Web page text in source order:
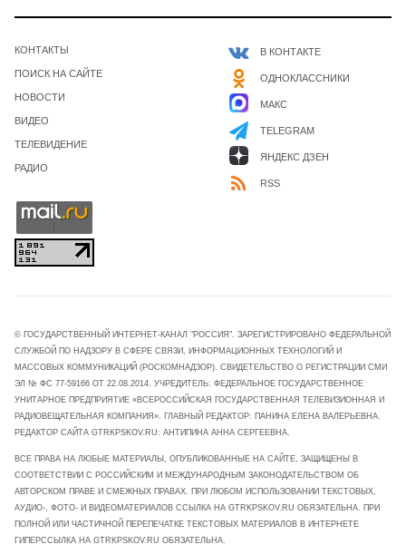
КОНТАКТЫ
ПОИСК НА САЙТЕ
НОВОСТИ
ВИДЕО
ТЕЛЕВИДЕНИЕ
РАДИО
В КОНТАКТЕ
ОДНОКЛАССНИКИ
МАКС
TELEGRAM
ЯНДЕКС ДЗЕН
RSS
© ГОСУДАРСТВЕННЫЙ ИНТЕРНЕТ-КАНАЛ "РОССИЯ". ЗАРЕГИСТРИРОВАНО ФЕДЕРАЛЬНОЙ
СЛУЖБОЙ ПО НАДЗОРУ В СФЕРЕ СВЯЗИ, ИНФОРМАЦИОННЫХ ТЕХНОЛОГИЙ И
МАССОВЫХ КОММУНИКАЦИЙ (РОСКОМНАДЗОР). СВИДЕТЕЛЬСТВО О РЕГИСТРАЦИИ СМИ
ЭЛ № ФС 77-59166 ОТ 22.08.2014. УЧРЕДИТЕЛЬ: ФЕДЕРАЛЬНОЕ ГОСУДАРСТВЕННОЕ
УНИТАРНОЕ ПРЕДПРИЯТИЕ «ВСЕРОССИЙСКАЯ ГОСУДАРСТВЕННАЯ ТЕЛЕВИЗИОННАЯ И
РАДИОВЕЩАТЕЛЬНАЯ КОМПАНИЯ». ГЛАВНЫЙ РЕДАКТОР: ПАНИНА ЕЛЕНА ВАЛЕРЬЕВНА.
РЕДАКТОР САЙТА GTRKPSKOV.RU: АНТИПИНА АННА СЕРГЕЕВНА.
ВСЕ ПРАВА НА ЛЮБЫЕ МАТЕРИАЛЫ, ОПУБЛИКОВАННЫЕ НА САЙТЕ, ЗАЩИЩЕНЫ В
СООТВЕТСТВИИ С РОССИЙСКИМ И МЕЖДУНАРОДНЫМ ЗАКОНОДАТЕЛЬСТВОМ ОБ
АВТОРСКОМ ПРАВЕ И СМЕЖНЫХ ПРАВАХ. ПРИ ЛЮБОМ ИСПОЛЬЗОВАНИИ ТЕКСТОВЫХ,
АУДИО-, ФОТО- И ВИДЕОМАТЕРИАЛОВ ССЫЛКА НА GTRKPSKOV.RU ОБЯЗАТЕЛЬНА. ПРИ
ПОЛНОЙ ИЛИ ЧАСТИЧНОЙ ПЕРЕПЕЧАТКЕ ТЕКСТОВЫХ МАТЕРИАЛОВ В ИНТЕРНЕТЕ
ГИПЕРССЫЛКА НА GTRKPSKOV.RU ОБЯЗАТЕЛЬНА.